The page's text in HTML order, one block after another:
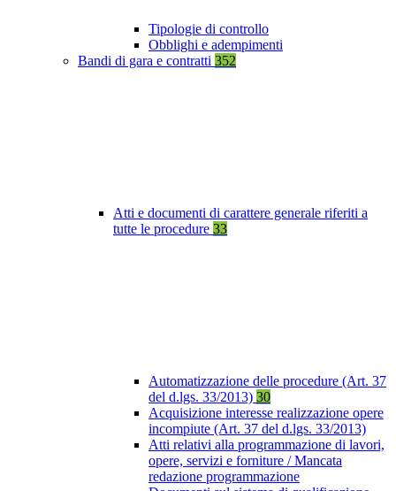
Tipologie di controllo
Obblighi e adempimenti
Bandi di gara e contratti 352
Atti e documenti di carattere generale riferiti a
tutte le procedure 33
Automatizzazione delle procedure (Art. 37
del d.lgs. 33/2013) 30
Acquisizione interesse realizzazione opere
incompiute (Art. 37 del d.lgs. 33/2013)
Atti relativi alla programmazione di lavori,
opere, servizi e forniture / Mancata
redazione programmazione